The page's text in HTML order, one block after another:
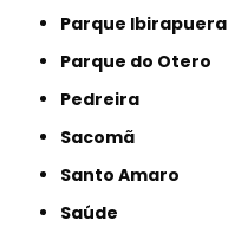
Parque Ibirapuera
Parque do Otero
Pedreira
Sacomã
Santo Amaro
Saúde